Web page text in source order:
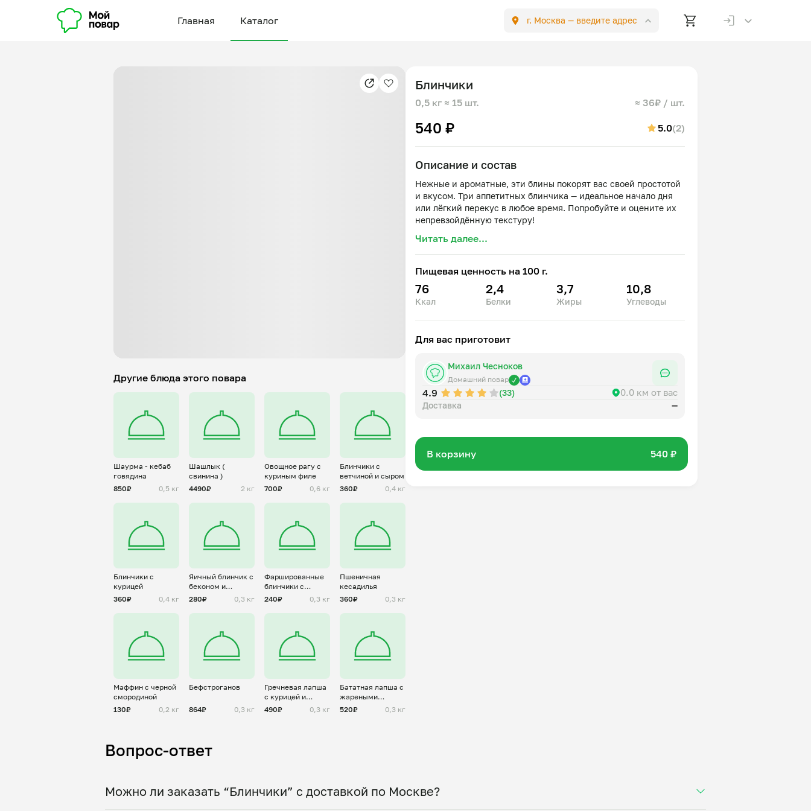
Главная Каталог г. Москва — введите адрес
Другие блюда этого повара
Шаурма - кебаб
говядина
850₽
0,5 кг
Шашлык (
свинина )
4490₽
2 кг
Овощное рагу с
куриным филе
700₽
0,6 кг
Блинчики с
ветчиной и сыром
360₽
0,4 кг
Блинчики с
курицей
360₽
0,4 кг
Яичный блинчик с
беконом и
пармезаном (
280₽ 0,3 кг
Фаршированные
блинчики с
творогом
240₽ 0,3 кг
Пшеничная
кесадилья
360₽
0,3 кг
Маффин с черной
смородиной
130₽
0,2 кг
Бефстроганов
864₽ 0,3 кг
Гречневая лапша
с курицей и
овощами
490₽ 0,3 кг
Бататная лапша с
жареными
овощами и
520₽ 0,3 кг
Блинчики
0,5 кг ≈ 15 шт. ≈ 36₽ / шт.
540 ₽ 5.0(2)
Описание и состав
Нежные и ароматные, эти блины покорят вас своей простотой
и вкусом. Три аппетитных блинчика — идеальное начало дня
или лёгкий перекус в любое время. Попробуйте и оцените их
Читать далее...
Пищевая ценность на 100 г.
76
Ккал
2,4
Белки
3,7
Жиры
10,8
Углеводы
Для вас приготовит
Михаил Чесноков
Домашний повар
4.9 (33) 0.0 км от вас
Доставка —
В корзину 540 ₽
Вопрос-ответ
Можно ли заказать “Блинчики” с доставкой по Москве?